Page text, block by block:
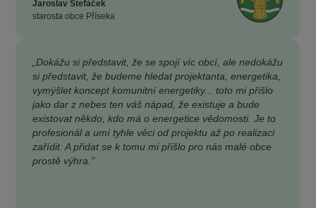
Jaroslav Štefáček
starosta obce Příseka
„Dokážu si představit, že se spojí víc obcí, ale nedokážu
si představit, že budeme hledat projektanta, energetika,
vymýšlet koncept komunitní energetiky... toto mi přišlo
jako dar z nebes ten váš nápad, že existuje a bude
existovat někdo, kdo má o energetice vědomosti. Je to
profesionál a umí tyhle věci od projektu až po realizaci
zařídit. A přidat se k tomu mi přišlo pro nás malé obce
prostě výhra.”